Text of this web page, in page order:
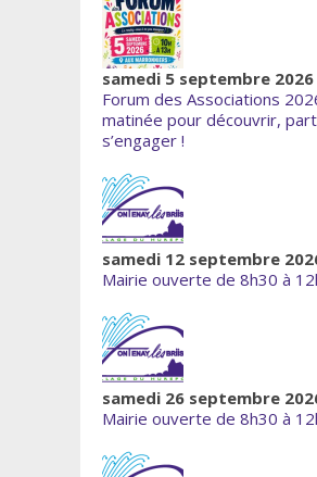
samedi 5 septembre 2026
Forum des Associations
matinée pour découvrir,
s’engager !
samedi 12 septembre
Mairie ouverte de 8h30 à
samedi 26 septembre
Mairie ouverte de 8h30 à